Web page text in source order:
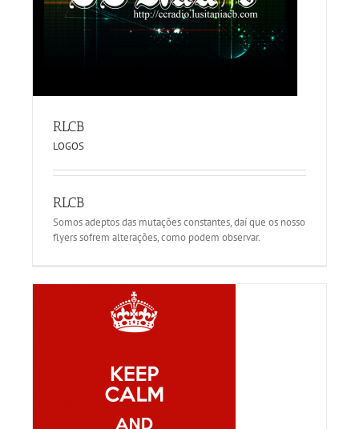
RLCB
LOGOS
RLCB
Somos adeptos das mutações constantes, daí que os nosso
flyers sofrem alterações, como podem observar.